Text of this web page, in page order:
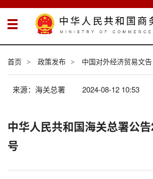
首页 > 政策发布 > 中国对外经济贸易文告
来源：海关总署 2024-08-12 10:53
中华人民共和国海关总署公
号